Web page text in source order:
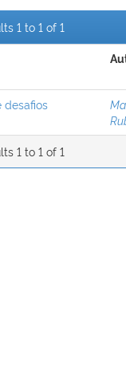
1 to 1 of 1
desafios
1 to 1 of 1